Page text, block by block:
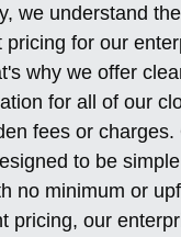
we understand
pricing for our
why we offer
for all of our
fees or charges.
to be
no minimum or
pricing, our